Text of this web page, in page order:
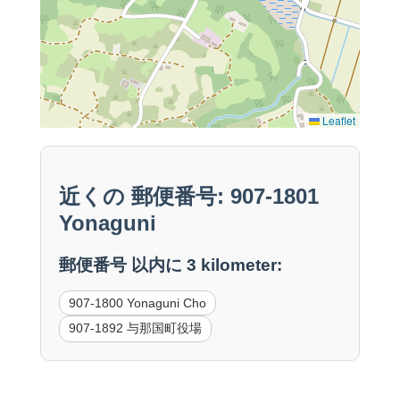
Leaflet
近くの 郵便番号: 907-1801
Yonaguni
郵便番号 以内に 3 kilometer:
907-1800 Yonaguni Cho
907-1892 与那国町役場